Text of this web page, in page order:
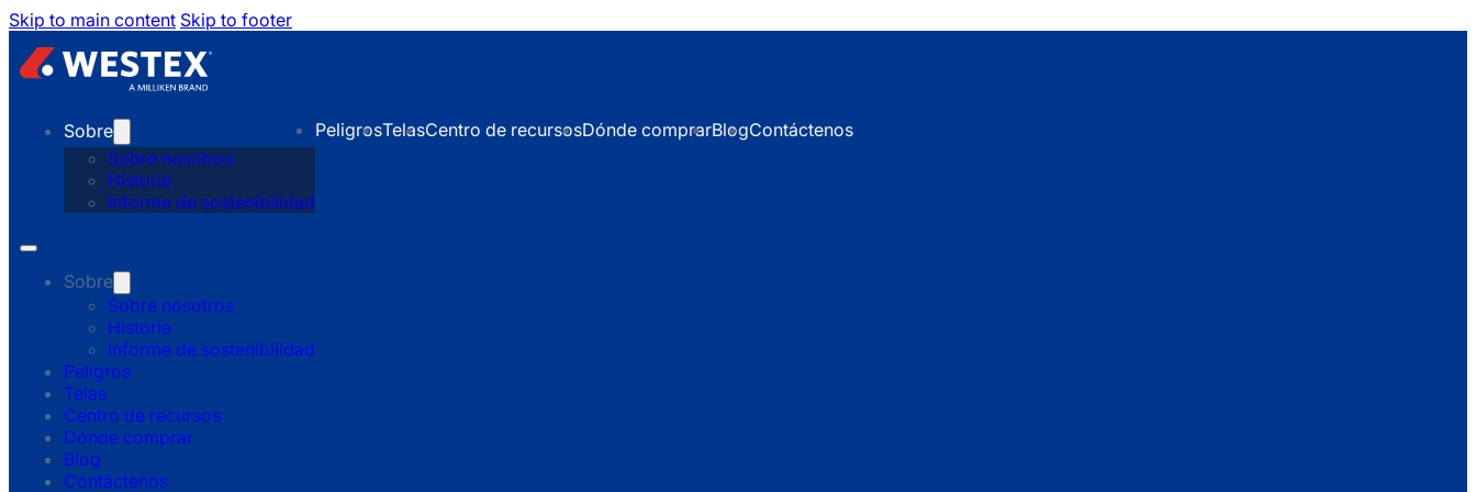
Skip to main content Skip to footer
Sobre
Sobre nosotros
Historia
Informe de sostenibilidad
PeligrosTelasCentro de recursosDónde comprarBlogContáctenos
Sobre
Sobre nosotros
Historia
Informe de sostenibilidad
Peligros
Telas
Centro de recursos
Dónde comprar
Blog
Contáctenos